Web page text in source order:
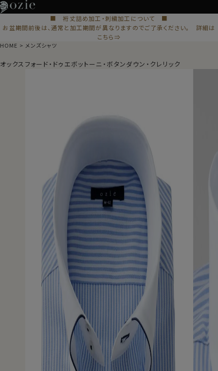
■ 裄丈詰め加工・刺繍加工について ■
お盆期間前後は、通常と加工期間が異なりますのでご了承ください。 詳細は
こちら⇒
HOME メンズシャツ
オックスフォード・ドゥエボットーニ・ボタンダウン・クレリック